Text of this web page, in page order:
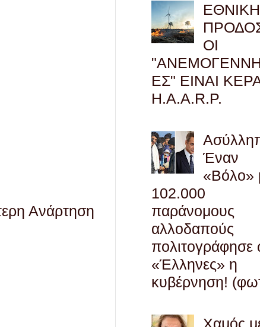
Ανάρτηση
ΕΘΝΙΚΗ
ΟΙ
ΕΣ" ΕΙΝΑΙ
H.A.A.R.P.
Έναν
«Βόλο»
102.000
παράνομους
αλλοδαπούς
πολιτογράφησε
«Έλληνες» η
κυβέρνηση!
Χαμός